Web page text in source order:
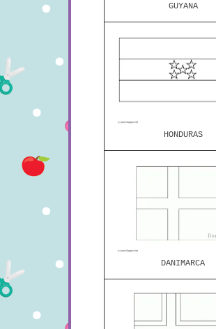
GUYANA
HONDURAS
DANIMARCA